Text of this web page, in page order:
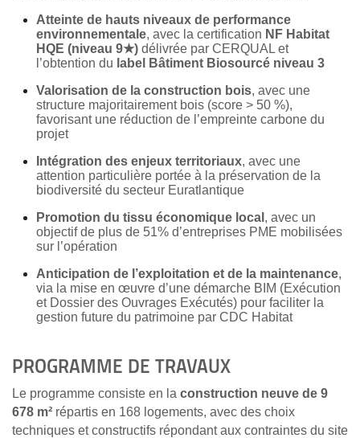
Atteinte de hauts niveaux de performance
environnementale, avec la certification NF Habitat
HQE (niveau 9★) délivrée par CERQUAL et
l’obtention du label Bâtiment Biosourcé niveau 3
Valorisation de la construction bois, avec une
structure majoritairement bois (score > 50 %),
favorisant une réduction de l’empreinte carbone du
projet
Intégration des enjeux territoriaux, avec une
attention particulière portée à la préservation de la
biodiversité du secteur Euratlantique
Promotion du tissu économique local , avec un
objectif de plus de 51% d’entreprises PME mobilisées
sur l’opération
Anticipation de l’exploitation et de la maintenance,
via la mise en œuvre d’une démarche BIM (Exécution
et Dossier des Ouvrages Exécutés) pour faciliter la
gestion future du patrimoine par CDC Habitat
PROGRAMME DE TRAVAUX
Le programme consiste en la construction neuve de 9
678 m² répartis en 168 logements, avec des choix
techniques et constructifs répondant aux contraintes du site